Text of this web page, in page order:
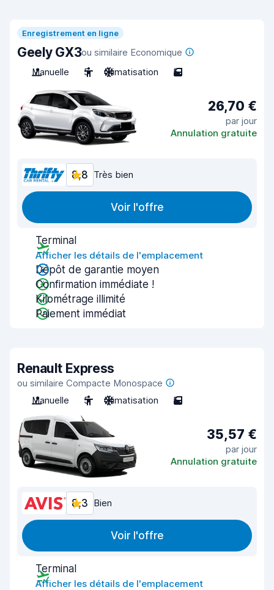
Enregistrement en ligne
Geely GX3ou similaire Economique
Manuelle
5 Climatisation 5
26,70 €
par jour
Annulation gratuite
8,8 Très bien
Voir l'offre
Terminal
Afficher les détails de l'emplacement
Dépôt de garantie moyen
Confirmation immédiate !
Kilométrage illimité
Paiement immédiat
Renault Express
ou similaire Compacte Monospace
Manuelle
5 Climatisation 5
35,57 €
par jour
Annulation gratuite
8,3 Bien
Voir l'offre
Terminal
Afficher les détails de l'emplacement